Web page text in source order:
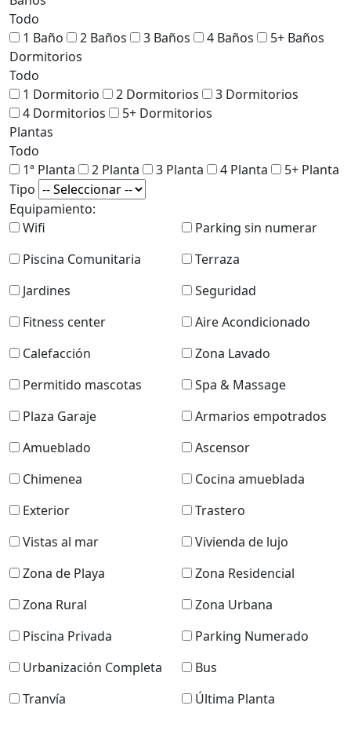
Todo
1 Baño
2 Baños 3 Baños 4 Baños
5+ Baños
Dormitorios
Todo
1 Dormitorio
2 Dormitorios
3 Dormitorios
4 Dormitorios
5+ Dormitorios
Plantas
Todo
1ª Planta
2 Planta 3 Planta 4 Planta
5+ Planta
Tipo
Equipamiento:
Wifi
Parking sin numerar
Piscina Comunitaria
Terraza
Jardines
Seguridad
Fitness center
Aire Acondicionado
Calefacción
Zona Lavado
Permitido mascotas
Spa & Massage
Plaza Garaje
Armarios empotrados
Amueblado
Ascensor
Chimenea
Cocina amueblada
Exterior
Trastero
Vistas al mar
Vivienda de lujo
Zona de Playa
Zona Residencial
Zona Rural
Zona Urbana
Piscina Privada
Parking Numerado
Urbanización Completa
Bus
Tranvía
Última Planta